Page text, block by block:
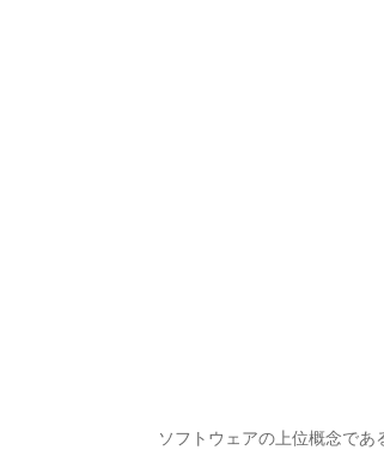
ソフトウェアの上位概念であ